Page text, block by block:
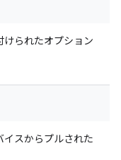
られたオプション
スからプルされた